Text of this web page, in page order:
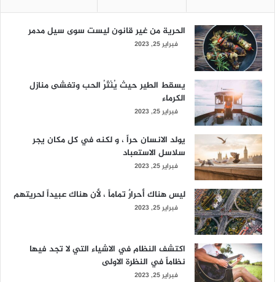
الحرية من غير قانون ليست سوى سيل مدمر
فبراير 25, 2023
يسقط الطير حيث يُنْثَرُ الحب وتغشى منازل
الكرماء
فبراير 25, 2023
يولد الانسان حراً ، و لكنه في كل مكان يجر
سلاسل الاستعباد
فبراير 25, 2023
ليس هناك أحرارٌ تماماً ، لأن هناك عبيداً لحريتهم
فبراير 25, 2023
اكتشف النظام في الاشياء التي لا تجد فيها
نظاماً في النظرة الاولى
فبراير 25, 2023